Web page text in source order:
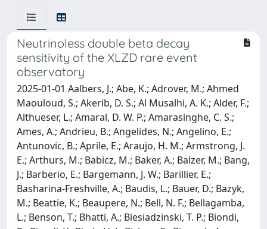
Neutrinoless double beta decay
sensitivity of the XLZD rare event
observatory
2025-01-01 Aalbers, J.; Abe, K.; Adrover, M.; Ahmed
Maouloud, S.; Akerib, D. S.; Al Musalhi, A. K.; Alder, F.;
Althueser, L.; Amaral, D. W. P.; Amarasinghe, C. S.;
Ames, A.; Andrieu, B.; Angelides, N.; Angelino, E.;
Antunovic, B.; Aprile, E.; Araujo, H. M.; Armstrong, J.
E.; Arthurs, M.; Babicz, M.; Baker, A.; Balzer, M.; Bang,
J.; Barberio, E.; Bargemann, J. W.; Barillier, E.;
Basharina-Freshville, A.; Baudis, L.; Bauer, D.; Bazyk,
M.; Beattie, K.; Beaupere, N.; Bell, N. F.; Bellagamba,
L.; Benson, T.; Bhatti, A.; Biesiadzinski, T. P.; Biondi,